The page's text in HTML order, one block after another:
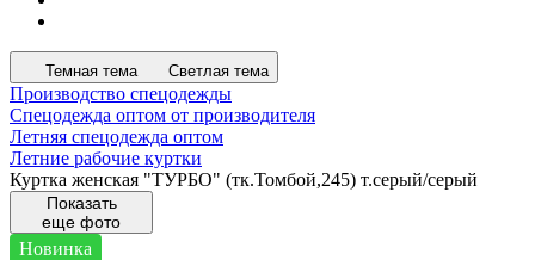
Темная тема Светлая тема
Производство спецодежды
Спецодежда оптом от производителя
Летняя спецодежда оптом
Летние рабочие куртки
Куртка женская "ТУРБО" (тк.Томбой,245) т.серый/серый
Показать
еще фото
Новинка